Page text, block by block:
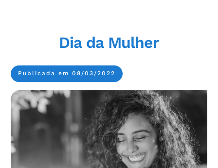
Dia da Mulher
Publicada em 08/03/2022